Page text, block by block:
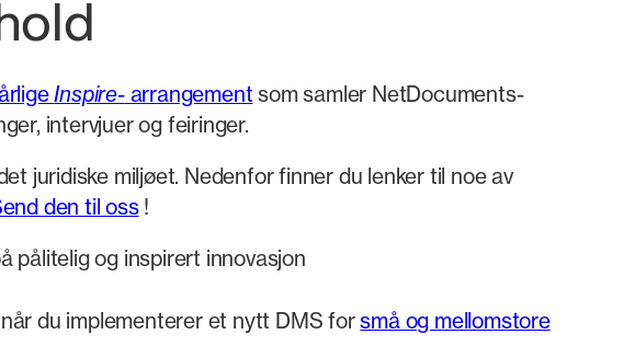
Inspire-arrangement som samler NetDocuments-
intervjuer og feiringer.
juridiske miljøet. Nedenfor finner du lenker til noe av
den til oss!
pålitelig og inspirert innovasjon
du implementerer et nytt DMS forsmå og mellomstore